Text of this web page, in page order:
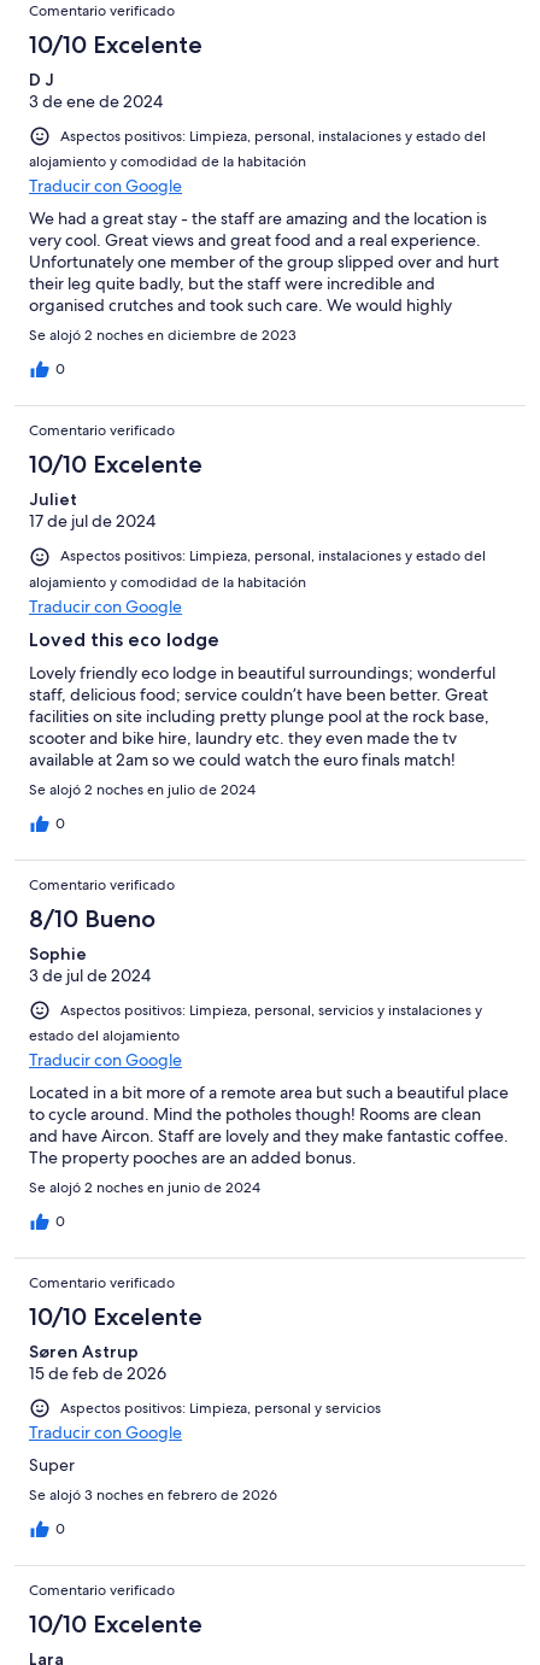
Comentario verificado
10/10 Excelente
D J
3 de ene de 2024
Aspectos positivos: Limpieza, personal, instalaciones y estado del
alojamiento y comodidad de la habitación
Traducir con Google
We had a great stay - the staff are amazing and the location is
very cool. Great views and great food and a real experience.
Unfortunately one member of the group slipped over and hurt
their leg quite badly, but the staff were incredible and
organised crutches and took such care. We would highly
recommend this place if you’re looking for something a little
different from a regular hotel experience!
Se alojó 2 noches en diciembre de 2023
0
Comentario verificado
10/10 Excelente
Juliet
17 de jul de 2024
Aspectos positivos: Limpieza, personal, instalaciones y estado del
alojamiento y comodidad de la habitación
Traducir con Google
Loved this eco lodge
Lovely friendly eco lodge in beautiful surroundings; wonderful
staff, delicious food; service couldn’t have been better. Great
facilities on site including pretty plunge pool at the rock base,
scooter and bike hire, laundry etc. they even made the tv
available at 2am so we could watch the euro finals match!
Se alojó 2 noches en julio de 2024
0
Comentario verificado
8/10 Bueno
Sophie
3 de jul de 2024
Aspectos positivos: Limpieza, personal, servicios y instalaciones y
estado del alojamiento
Traducir con Google
Located in a bit more of a remote area but such a beautiful place
to cycle around. Mind the potholes though! Rooms are clean
and have Aircon. Staff are lovely and they make fantastic coffee.
The property pooches are an added bonus.
Se alojó 2 noches en junio de 2024
0
Comentario verificado
10/10 Excelente
Søren Astrup
15 de feb de 2026
Aspectos positivos: Limpieza, personal y servicios
Traducir con Google
Super
Se alojó 3 noches en febrero de 2026
0
Comentario verificado
10/10 Excelente
Lara